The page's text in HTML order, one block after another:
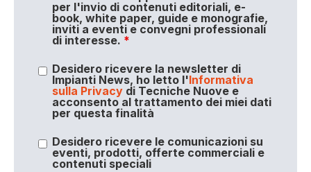
per l'invio di contenuti editoriali, e-
book, white paper, guide e monografie,
inviti a eventi e convegni professionali
di interesse. *
Desidero ricevere la newsletter di
Impianti News, ho letto l'Informativa
sulla Privacydi Tecniche Nuove e
acconsento al trattamento dei miei dati
per questa finalità
Desidero ricevere le comunicazioni su
eventi, prodotti, offerte commerciali e
contenuti speciali